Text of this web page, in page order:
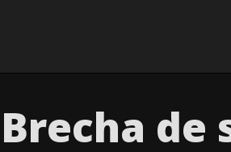
Brecha de